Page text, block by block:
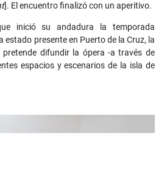
]. El encuentro finalizó con un aperitivo.
inició su andadura la temporada
estado presente en Puerto de la Cruz, la
pretende difundir la ópera -a través de
espacios y escenarios de la isla de